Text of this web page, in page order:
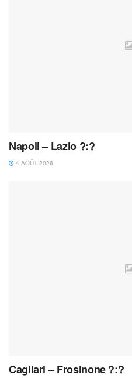
Napoli – Lazio ?:?
4 AOÛT 2026
Cagliari – Frosinone ?:?